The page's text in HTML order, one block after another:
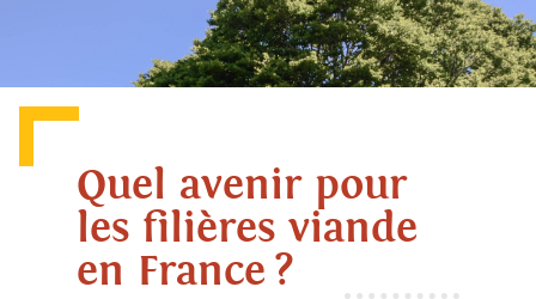
Quel avenir pour
les filières viande
en France ?